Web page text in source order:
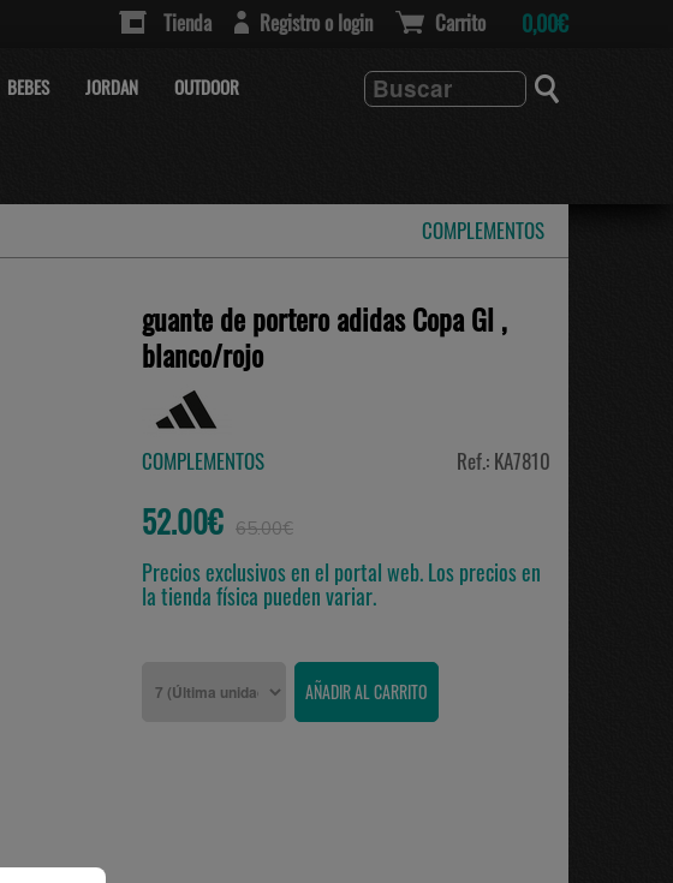
Tienda Registro o login Carrito 0,00€
BEBES JORDAN OUTDOOR
COMPLEMENTOS
guante de portero adidas Copa Gl ,
blanco/rojo
COMPLEMENTOS Ref.: KA7810
52.00€ 65.00€
Precios exclusivos en el portal web. Los precios en
la tienda física pueden variar.